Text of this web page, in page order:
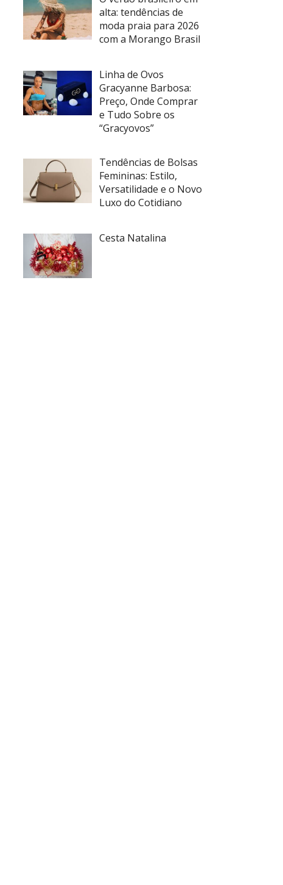
alta: tendências de
moda praia para 2026
com a Morango Brasil
Linha de Ovos
Gracyanne Barbosa:
Preço, Onde Comprar
e Tudo Sobre os
“Gracyovos”
Tendências de Bolsas
Femininas: Estilo,
Versatilidade e o Novo
Luxo do Cotidiano
Cesta Natalina